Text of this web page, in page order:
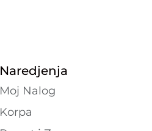
Naredjenja
Moj Nalog
Korpa